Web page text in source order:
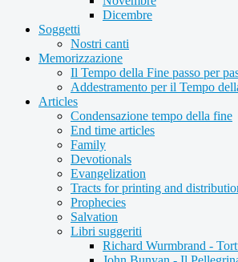
Dicembre
Soggetti
Nostri canti
Memorizzazione
Il Tempo della Fine passo per
Addestramento per il Tempo
Articles
Condensazione tempo della fine
End time articles
Family
Devotionals
Evangelization
Tracts for printing and
Prophecies
Salvation
Libri suggeriti
Richard Wurmbrand -